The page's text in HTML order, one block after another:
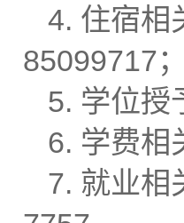
4. 住宿相
85099717；
5. 学位授
6. 学费相
7. 就业相